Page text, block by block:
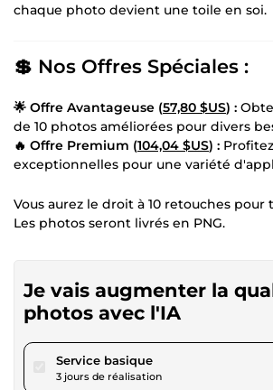
chaque photo devient une toile en soi.
💲 Nos Offres Spéciales :
🌟 Offre Avantageuse (57,80 $US) :
de 10 photos améliorées pour divers
🔥 Offre Premium (104,04 $US) :
exceptionnelles pour une variété
Vous aurez le droit à 10 retouches pour
Les photos seront livrés en PNG.
Je vais augmenter la
photos avec l'IA
Service basiquepour 57,80 $US
3 jours de réalisation